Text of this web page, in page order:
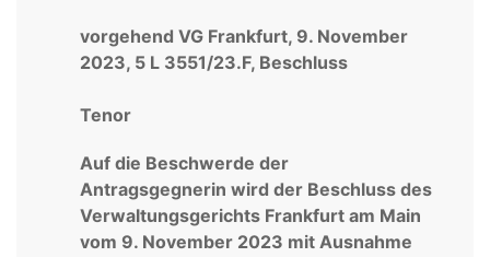
vorgehend VG Frankfurt, 9. November
2023, 5 L 3551/23.F, Beschluss
Tenor
Auf die Beschwerde der
Antragsgegnerin wird der Beschluss des
Verwaltungsgerichts Frankfurt am Main
vom 9. November 2023 mit Ausnahme